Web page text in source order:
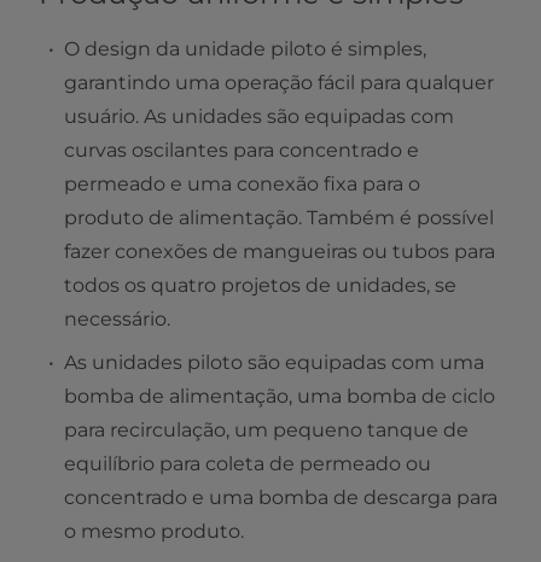
O design da unidade piloto é simples,
garantindo uma operação fácil para qualquer
usuário. As unidades são equipadas com
curvas oscilantes para concentrado e
permeado e uma conexão fixa para o
produto de alimentação. Também é possível
fazer conexões de mangueiras ou tubos para
todos os quatro projetos de unidades, se
necessário.
As unidades piloto são equipadas com uma
bomba de alimentação, uma bomba de ciclo
para recirculação, um pequeno tanque de
equilíbrio para coleta de permeado ou
concentrado e uma bomba de descarga para
o mesmo produto.